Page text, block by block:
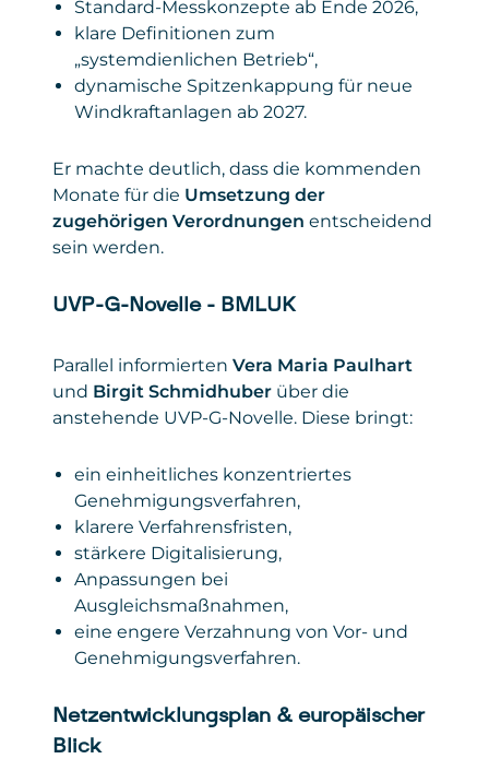
Standard-Messkonzepte ab Ende 2026,
klare Definitionen zum
„systemdienlichen Betrieb“,
dynamische Spitzenkappung für neue
Windkraftanlagen ab 2027.
Er machte deutlich, dass die kommenden
Monate für die Umsetzung der
zugehörigen Verordnungen entscheidend
sein werden.
UVP-G-Novelle – BMLUK
Parallel informierten Vera Maria Paulhart
und Birgit Schmidhuber über die
anstehende UVP-G-Novelle. Diese bringt:
ein einheitliches konzentriertes
Genehmigungsverfahren,
klarere Verfahrensfristen,
stärkere Digitalisierung,
Anpassungen bei
Ausgleichsmaßnahmen,
eine engere Verzahnung von Vor- und
Genehmigungsverfahren.
Netzentwicklungsplan & europäischer
Blick